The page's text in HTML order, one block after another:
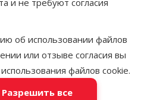
об использовании файлов
или отзыве согласия вы
файлов cookie.
Разрешить все